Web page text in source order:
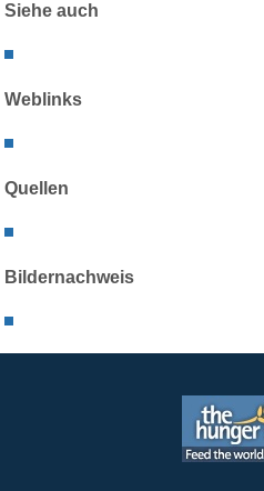
Siehe auch
Weblinks
Quellen
Bildernachweis